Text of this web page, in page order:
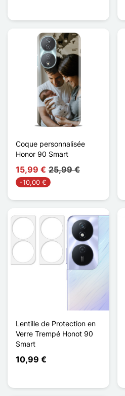
Coque personnalisée
Honor 90 Smart
15,99 € 25,99 €
-10,00 €
Lentille de Protection en
Verre Trempé Honot 90
Smart
10,99 €